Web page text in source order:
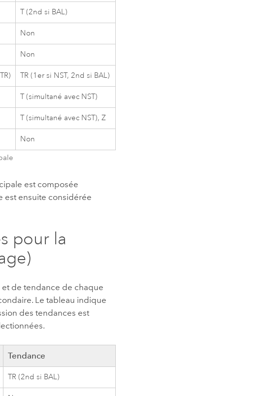
T (2nd si BAL)
Non
Non
TR (1er si NST, 2nd si BAL)
T (simultané avec NST)
T (simultané avec NST), Z
Non
est composée
est ensuite considérée
pour la
et de tendance de chaque
Le tableau indique
des tendances est
Tendance
TR (2nd si BAL)